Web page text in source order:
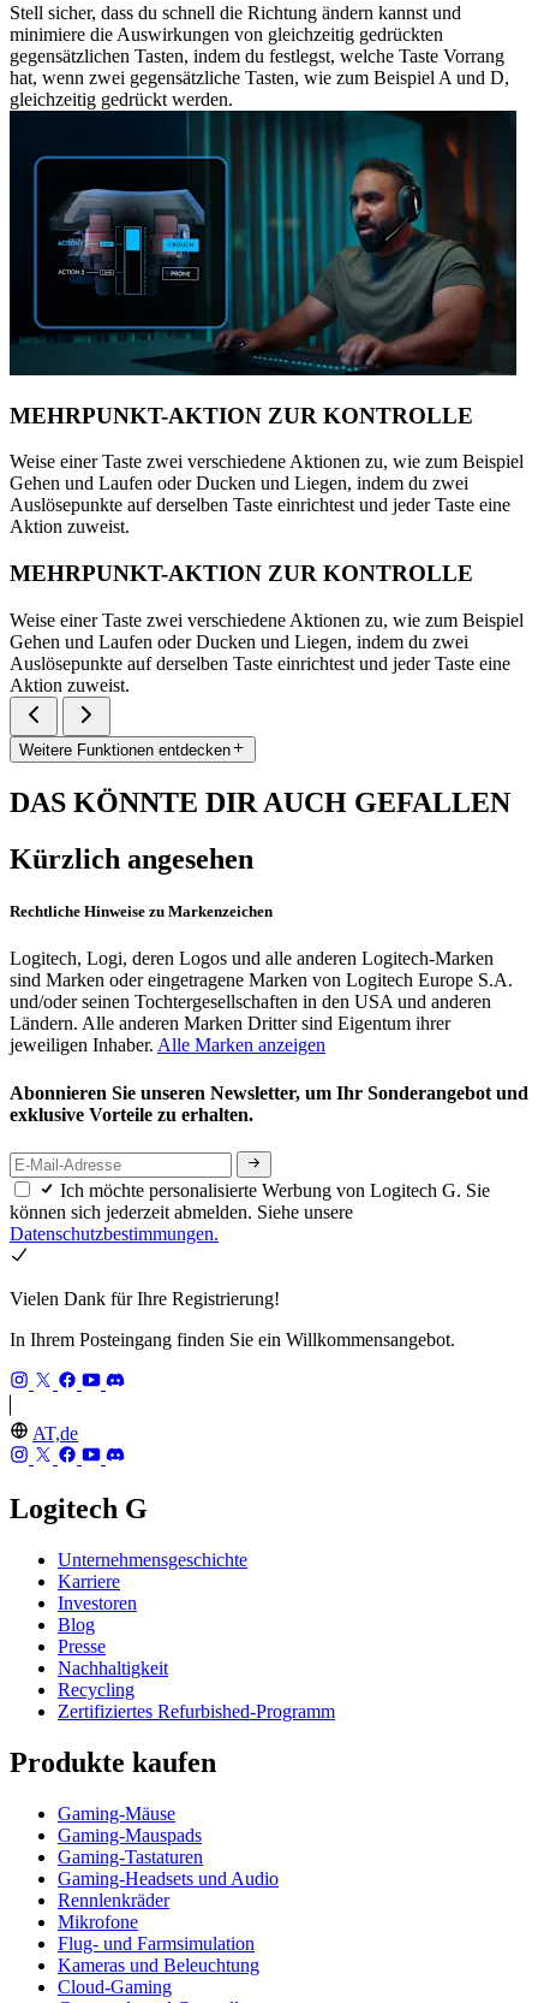
Stell sicher, dass du schnell die Richtung ändern kannst und
minimiere die Auswirkungen von gleichzeitig gedrückten
gegensätzlichen Tasten, indem du festlegst, welche Taste Vorrang
hat, wenn zwei gegensätzliche Tasten, wie zum Beispiel A und D,
gleichzeitig gedrückt werden.
MEHRPUNKT-AKTION ZUR KONTROLLE
Weise einer Taste zwei verschiedene Aktionen zu, wie zum Beispiel
Gehen und Laufen oder Ducken und Liegen, indem du zwei
Auslösepunkte auf derselben Taste einrichtest und jeder Taste eine
Aktion zuweist.
MEHRPUNKT-AKTION ZUR KONTROLLE
Weise einer Taste zwei verschiedene Aktionen zu, wie zum Beispiel
Gehen und Laufen oder Ducken und Liegen, indem du zwei
Auslösepunkte auf derselben Taste einrichtest und jeder Taste eine
Aktion zuweist.
Weitere Funktionen entdecken
DAS KÖNNTE DIR AUCH GEFALLEN
Kürzlich angesehen
Rechtliche Hinweise zu Markenzeichen
Logitech, Logi, deren Logos und alle anderen Logitech-Marken
sind Marken oder eingetragene Marken von Logitech Europe S.A.
und/oder seinen Tochtergesellschaften in den USA und anderen
Ländern. Alle anderen Marken Dritter sind Eigentum ihrer
jeweiligen Inhaber. Alle Marken anzeigen
Abonnieren Sie unseren Newsletter, um Ihr Sonderangebot und
exklusive Vorteile zu erhalten.
Ich möchte personalisierte Werbung von Logitech G. Sie
können sich jederzeit abmelden. Siehe unsere
Datenschutzbestimmungen.
Vielen Dank für Ihre Registrierung!
In Ihrem Posteingang finden Sie ein Willkommensangebot.
AT,de
Logitech G
Unternehmensgeschichte
Karriere
Investoren
Blog
Presse
Nachhaltigkeit
Recycling
Zertifiziertes Refurbished-Programm
Produkte kaufen
Gaming-Mäuse
Gaming-Mauspads
Gaming-Tastaturen
Gaming-Headsets und Audio
Rennlenkräder
Mikrofone
Flug- und Farmsimulation
Kameras und Beleuchtung
Cloud-Gaming